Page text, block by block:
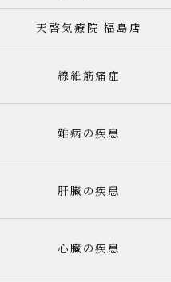
天啓気療院 福島店
線維筋痛症
難病の疾患
肝臓の疾患
心臓の疾患